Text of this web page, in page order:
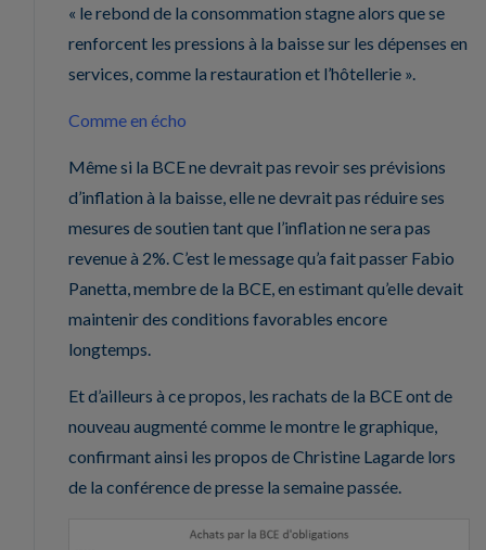
« le rebond de la consommation stagne alors que se
renforcent les pressions à la baisse sur les dépenses en
services, comme la restauration et l’hôtellerie ».
Comme en écho
Même si la BCE ne devrait pas revoir ses prévisions
d’inflation à la baisse, elle ne devrait pas réduire ses
mesures de soutien tant que l’inflation ne sera pas
revenue à 2%. C’est le message qu’a fait passer Fabio
Panetta, membre de la BCE, en estimant qu’elle devait
maintenir des conditions favorables encore
longtemps.
Et d’ailleurs à ce propos, les rachats de la BCE ont de
nouveau augmenté comme le montre le graphique,
confirmant ainsi les propos de Christine Lagarde lors
de la conférence de presse la semaine passée.